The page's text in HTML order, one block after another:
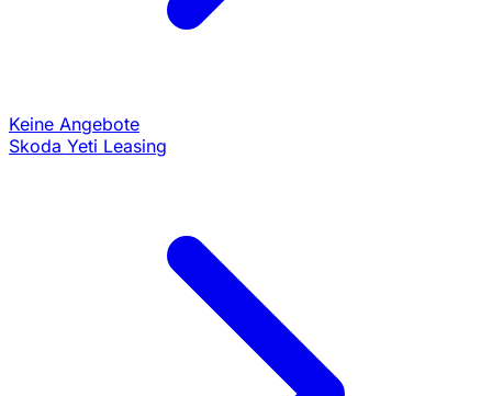
Keine Angebote
Skoda Yeti Leasing